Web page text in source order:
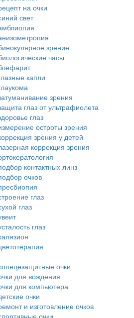
на очки
свет
зрение
часы
капли
зрения
глаз от ультрафиолета
глаз
остроты зрения
зрения у детей
коррекция зрения
контактных линз
очков
глаз
глаз
глаз
очки
для вождения
для компьютера
очки
и изготовление очков